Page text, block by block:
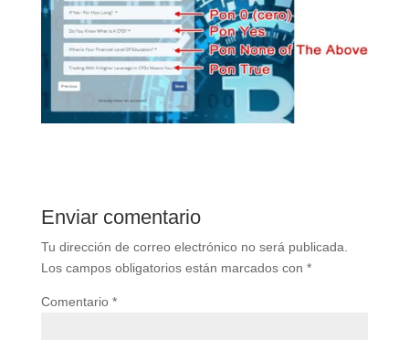
Enviar comentario
Tu dirección de correo electrónico no será publicada.
Los campos obligatorios están marcados con *
Comentario *